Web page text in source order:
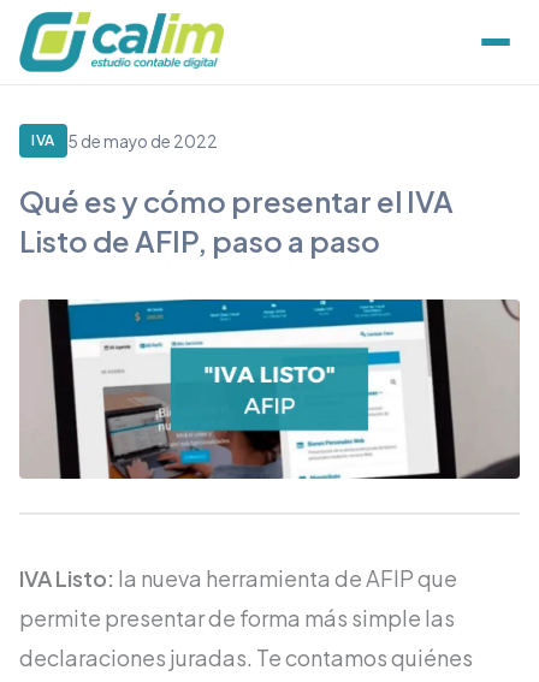
IVA 5 de mayo de 2022
Qué es y cómo presentar el IVA
Listo de AFIP, paso a paso
IVA Listo: la nueva herramienta de AFIP que
permite presentar de forma más simple las
declaraciones juradas. Te contamos quiénes